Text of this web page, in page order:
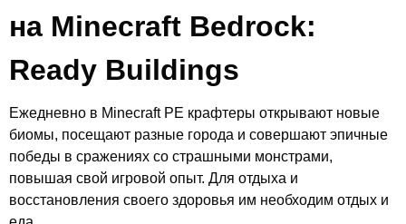
на Minecraft Bedrock:
Ready Buildings
Ежедневно в Minecraft PE крафтеры открывают новые
биомы, посещают разные города и совершают эпичные
победы в сражениях со страшными монстрами,
повышая свой игровой опыт. Для отдыха и
восстановления своего здоровья им необходим отдых и